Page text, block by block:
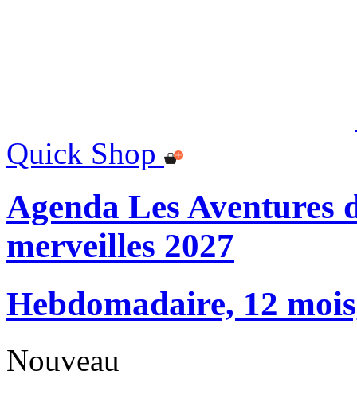
Quick Shop
Agenda Les Aventures
merveilles 2027
Hebdomadaire, 12
Nouveau